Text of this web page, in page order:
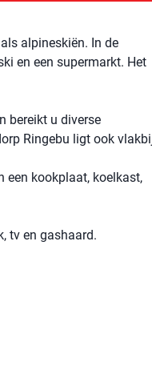
alpineskiën. In de
en een supermarkt. Het
bereikt u diverse
Ringebu ligt ook
een kookplaat, koelkast,
tv en gashaard.